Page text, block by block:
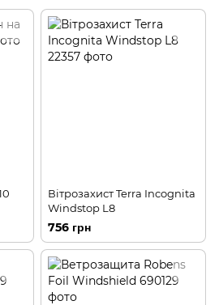
Вітрозахист Terra Incognita
Windstop L8
756 грн